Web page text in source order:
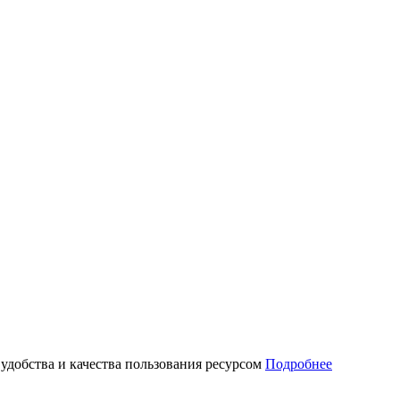
и качества пользования ресурсом Подробнее